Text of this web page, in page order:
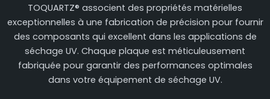
TOQUARTZ® associent des propriétés matérielles
exceptionnelles à une fabrication de précision pour fournir
des composants qui excellent dans les applications de
séchage UV. Chaque plaque est méticuleusement
fabriquée pour garantir des performances optimales
dans votre équipement de séchage UV.